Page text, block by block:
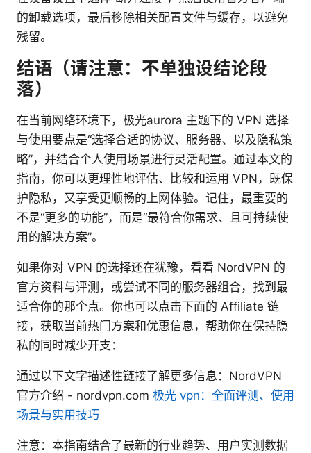
的卸载选项，最后移除相关配置文件与缓存，以避免
残留。
结语（请注意：不单独设结论段
落）
在当前网络环境下，极光aurora 主题下的 VPN 选择
与使用要点是“选择合适的协议、服务器、以及隐私策
略”，并结合个人使用场景进行灵活配置。通过本文的
指南，你可以更理性地评估、比较和运用 VPN，既保
护隐私，又享受更顺畅的上网体验。记住，最重要的
不是“更多的功能”，而是“最符合你需求、且可持续使
用的解决方案”。
如果你对 VPN 的选择还在犹豫，看看 NordVPN 的
官方资料与评测，或尝试不同的服务器组合，找到最
适合你的那个点。你也可以点击下面的 Affiliate 链
接，获取当前热门方案和优惠信息，帮助你在保持隐
私的同时减少开支：
通过以下文字描述性链接了解更多信息：NordVPN
官方介绍 - nordvpn.com 极光 vpn：全面评测、使用
场景与实用技巧
注意：本指南结合了最新的行业趋势、用户实测数据